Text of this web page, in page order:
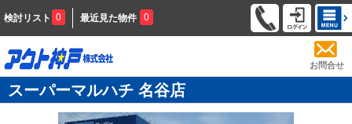
検討リスト 0 最近見た物件 0
お問合せ
スーパーマルハチ 名谷店